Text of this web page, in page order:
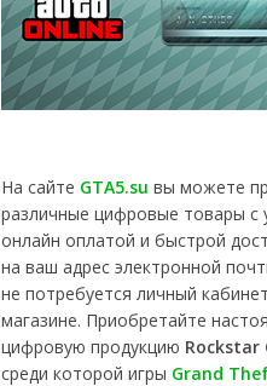
На сайте GTA5.su вы можете
различные цифровые товары с
онлайн оплатой и быстрой
на ваш адрес электронной
не потребуется личный
магазине. Приобретайте
цифровую продукцию Rockstar
среди которой игры Grand